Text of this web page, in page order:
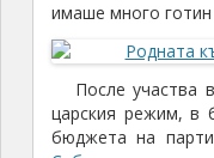
имаше много
После участва
царския режим, в
бюджета на